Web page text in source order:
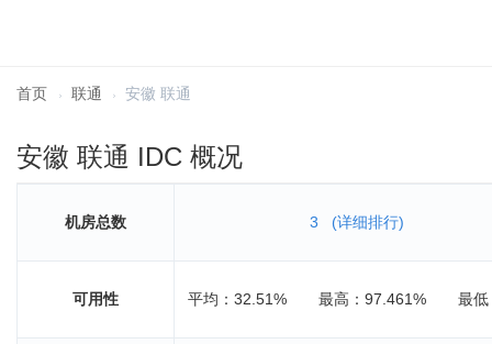
首页 联通 安徽 联通
安徽 联通 IDC 概况
机房总数 3 (详细排行)
可用性 平均：32.51% 最高：97.461% 最低